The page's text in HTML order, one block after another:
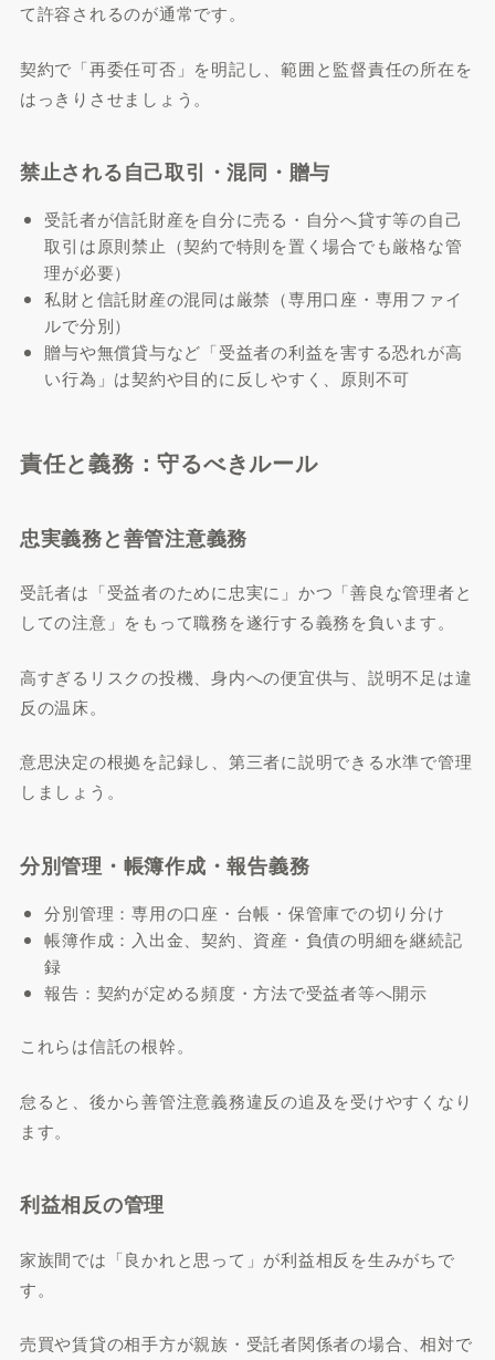
て許容されるのが通常です。
契約で「再委任可否」を明記し、範囲と監督責任の所在を
はっきりさせましょう。
禁止される自己取引・混同・贈与
受託者が信託財産を自分に売る・自分へ貸す等の自己
取引は原則禁止（契約で特則を置く場合でも厳格な管
理が必要）
私財と信託財産の混同は厳禁（専用口座・専用ファイ
ルで分別）
贈与や無償貸与など「受益者の利益を害する恐れが高
い行為」は契約や目的に反しやすく、原則不可
責任と義務：守るべきルール
忠実義務と善管注意義務
受託者は「受益者のために忠実に」かつ「善良な管理者と
しての注意」をもって職務を遂行する義務を負います。
高すぎるリスクの投機、身内への便宜供与、説明不足は違
反の温床。
意思決定の根拠を記録し、第三者に説明できる水準で管理
しましょう。
分別管理・帳簿作成・報告義務
分別管理：専用の口座・台帳・保管庫での切り分け
帳簿作成：入出金、契約、資産・負債の明細を継続記
録
報告：契約が定める頻度・方法で受益者等へ開示
これらは信託の根幹。
怠ると、後から善管注意義務違反の追及を受けやすくなり
ます。
利益相反の管理
家族間では「良かれと思って」が利益相反を生みがちで
す。
売買や賃貸の相手方が親族・受託者関係者の場合、相対で